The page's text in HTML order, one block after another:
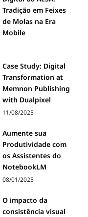
Tradição em Feixes
de Molas na Era
Mobile
Case Study: Digital
Transformation at
Memnon Publishing
with Dualpixel
11/08/2025
Aumente sua
Produtividade com
os Assistentes do
NotebookLM
08/01/2025
O impacto da
consistência visual